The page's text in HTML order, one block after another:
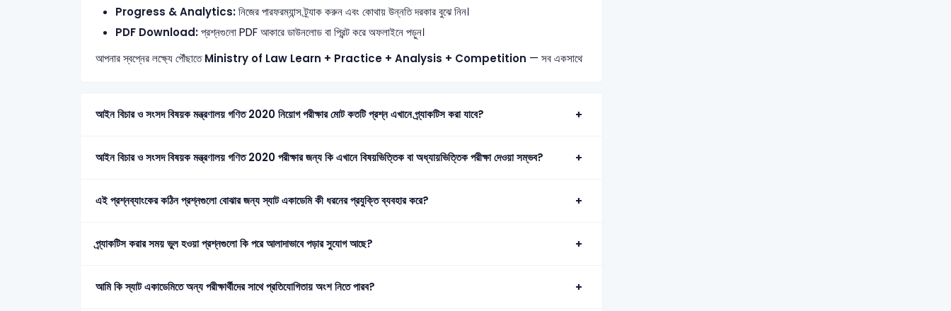
Progress & Analytics:নিজের পারফরম্যান্স ট্র্যাক করুন এবং কোথায় উন্নতি দরকার বুঝে নিন।
PDF Download:প্রশ্নগুলো PDF আকারে ডাউনলোড বা প্রিন্ট করে অফলাইনে পড়ুন।
আপনার স্বপ্নের লক্ষ্যে পৌঁছাতেMinistry of Law Learn + Practice + Analysis + Competition — সব একসাথে
আইন বিচার ও সংসদ বিষয়ক মন্ত্রণালয় গণিত 2020 নিয়োগ পরীক্ষার মোট কতটি প্রশ্ন এখানে প্র্যাকটিস করা যাবে?
আইন বিচার ও সংসদ বিষয়ক মন্ত্রণালয় গণিত 2020 পরীক্ষার জন্য কি এখানে বিষয়ভিত্তিক বা অধ্যায়ভিত্তিক পরীক্ষা দেওয়া সম্ভব?
এই প্রশ্নব্যাংকের কঠিন প্রশ্নগুলো বোঝার জন্য স্যাট একাডেমি কী ধরনের প্রযুক্তি ব্যবহার করে?
প্র্যাকটিস করার সময় ভুল হওয়া প্রশ্নগুলো কি পরে আলাদাভাবে পড়ার সুযোগ আছে?
আমি কি স্যাট একাডেমিতে অন্য পরীক্ষার্থীদের সাথে প্রতিযোগিতায় অংশ নিতে পারব?